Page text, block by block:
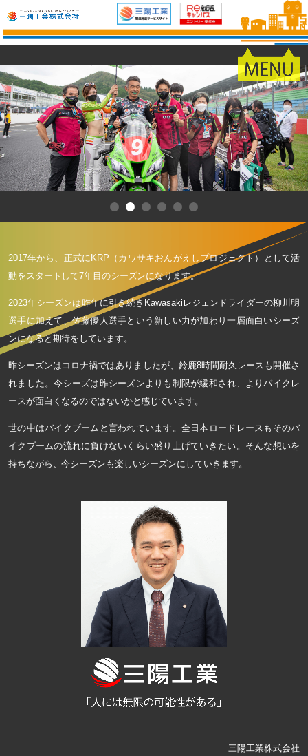
2017年から、正式にKRP（カワサキおんがえしプロジェクト）として活
動をスタートして7年目のシーズンになります。
2023年シーズンは昨年に引き続きKawasakiレジェンドライダーの柳川明
選手に加えて、佐藤優人選手という新しい力が加わり一層面白いシーズ
ンになると期待をしています。
昨シーズンはコロナ禍ではありましたが、鈴鹿8時間耐久レースも開催さ
れました。今シーズは昨シーズンよりも制限が緩和され、よりバイクレ
ースが面白くなるのではないかと感じています。
世の中はバイクブームと言われています。全日本ロードレースもそのバ
イクブームの流れに負けないくらい盛り上げていきたい。そんな想いを
持ちながら、今シーズンも楽しいシーズンにしていきます。
三陽工業株式会社